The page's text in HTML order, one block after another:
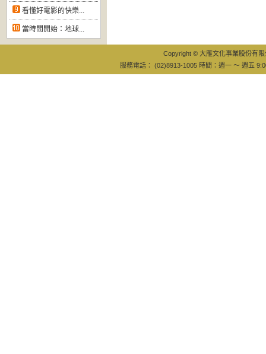
看懂好電影的快樂...
當時間開始：地球...
Copyright © 大雁文化事業股份有
服務電話： (02)8913-1005 時間：週一 ～ 週五